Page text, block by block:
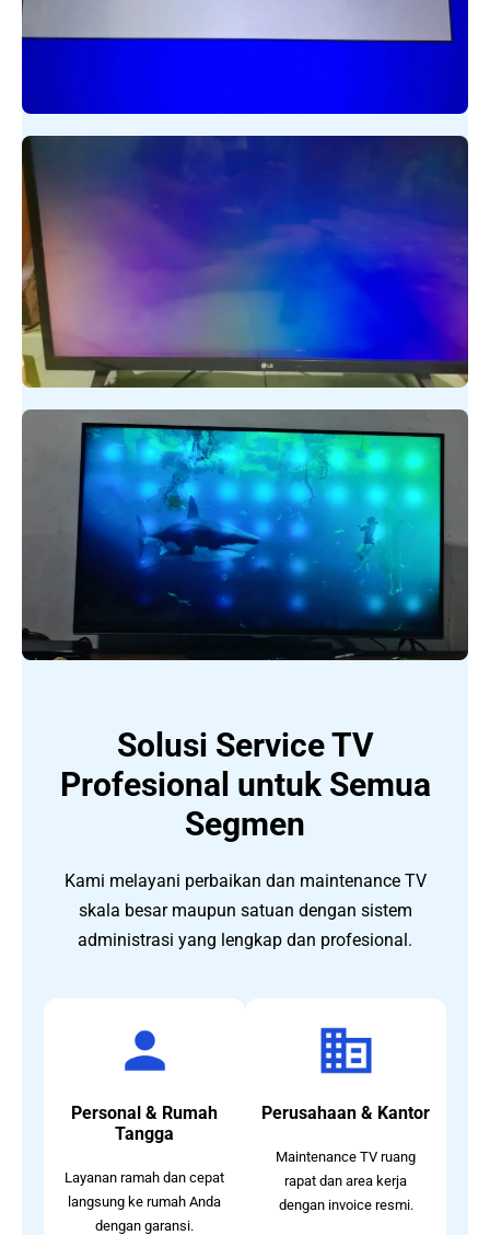
Solusi Service TV
Profesional untuk Semua
Segmen
Kami melayani perbaikan dan maintenance TV
skala besar maupun satuan dengan sistem
administrasi yang lengkap dan profesional.
Personal & Rumah
Tangga
Layanan ramah dan cepat
langsung ke rumah Anda
dengan garansi.
Perusahaan & Kantor
Maintenance TV ruang
rapat dan area kerja
dengan invoice resmi.